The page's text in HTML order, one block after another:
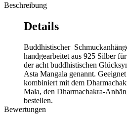
Beschreibung
Details
Buddhistischer
handgearbeitet aus 925 Silber
der acht buddhistischen
Asta Mangala genannt.
kombiniert mit dem
Mala, den Dharmachakra-
bestellen.
Bewertungen